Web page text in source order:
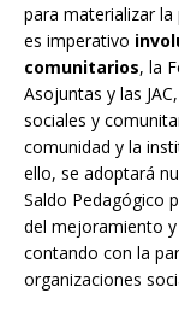
para materializar la
es imperativo
comunitarios, la
Asojuntas y las
sociales y
comunidad y la
ello, se adoptará
Saldo Pedagógico
del mejoramiento
contando con la
organizaciones